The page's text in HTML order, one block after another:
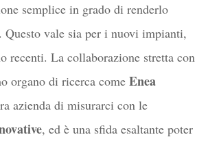
semplice in grado di renderlo
Questo vale sia per i nuovi impianti,
recenti. La collaborazione stretta con
organo di ricerca come Enea
azienda di misurarci con le
, ed è una sfida esaltante poter